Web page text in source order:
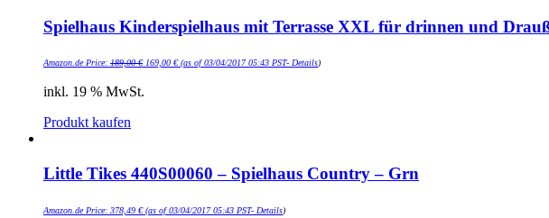
Spielhaus Kinderspielhaus mit Terrasse XXL für drinnen und
Amazon.de Price: 189,00€ 169,00 €(as of 03/04/2017 05:43 PST- Details)
inkl. 19 % MwSt.
Produkt kaufen
Little Tikes 440S00060 – Spielhaus Country – Grn
Amazon.de Price: 378,49 €(as of 03/04/2017 05:43 PST- Details)